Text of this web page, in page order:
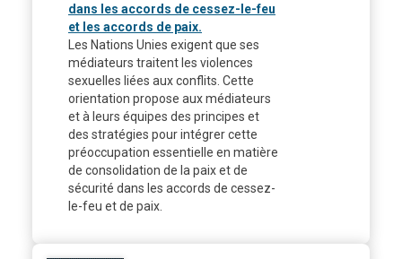
dans les accords de cessez-le-feu
et les accords de paix.
Les Nations Unies exigent que ses
médiateurs traitent les violences
sexuelles liées aux conflits. Cette
orientation propose aux médiateurs
et à leurs équipes des principes et
des stratégies pour intégrer cette
préoccupation essentielle en matière
de consolidation de la paix et de
sécurité dans les accords de cessez-
le-feu et de paix.